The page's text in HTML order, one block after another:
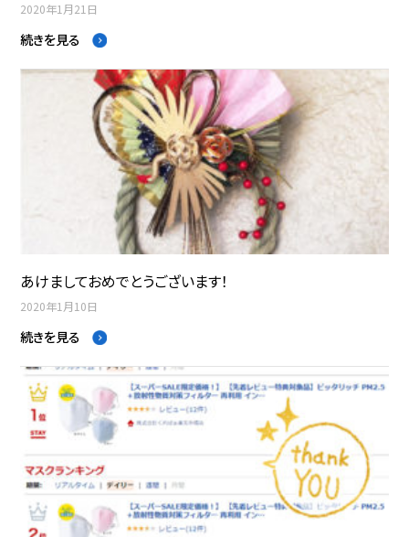
2020年1月21日
続きを見る
あけましておめでとうございます！
2020年1月10日
続きを見る